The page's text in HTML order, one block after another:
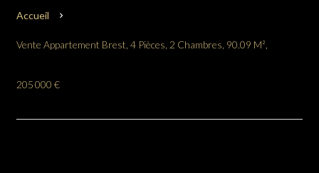
Accueil
Vente Appartement Brest, 4 Pièces, 2 Chambres, 90.09 M²,
205 000 €